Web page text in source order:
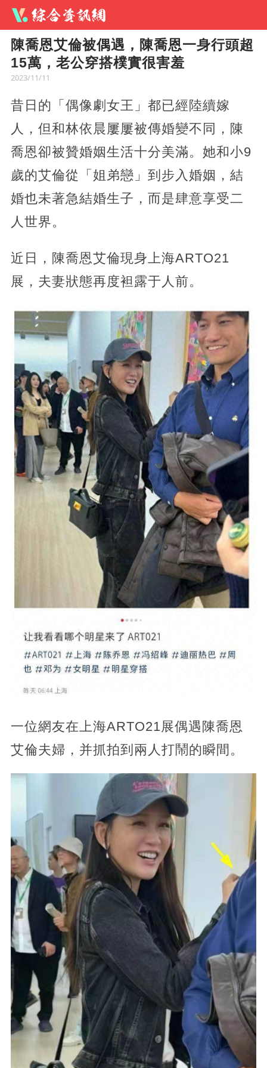
陳喬恩艾倫被偶遇，陳喬恩一身行頭超
15萬，老公穿搭樸實很害羞
2023/11/11
昔日的「偶像劇女王」都已經陸續嫁
人，但和林依晨屢屢被傳婚變不同，陳
喬恩卻被贊婚姻生活十分美滿。她和小9
歲的艾倫從「姐弟戀」到步入婚姻，結
婚也未著急結婚生子，而是肆意享受二
人世界。
近日，陳喬恩艾倫現身上海ARTO21
展，夫妻狀態再度袒露于人前。
一位網友在上海ARTO21展偶遇陳喬恩
艾倫夫婦，并抓拍到兩人打鬧的瞬間。